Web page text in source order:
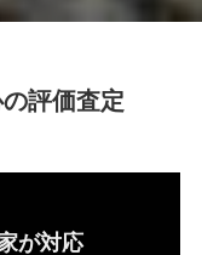
評価査定
が対応